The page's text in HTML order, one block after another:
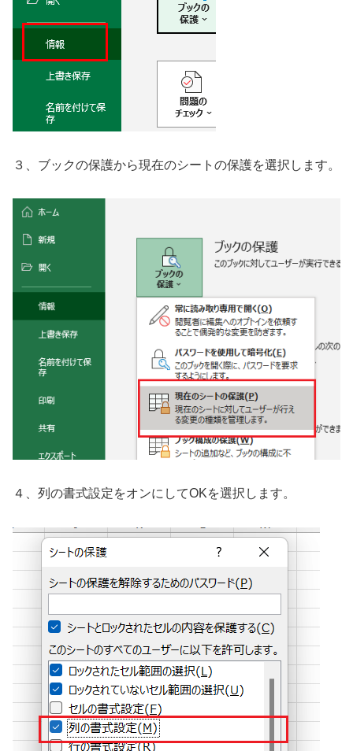
３、ブックの保護から現在のシートの保護を選択します。
４、列の書式設定をオンにしてOKを選択します。